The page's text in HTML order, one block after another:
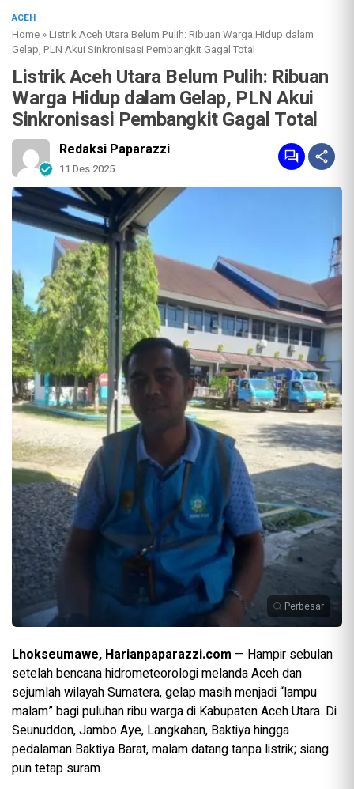
ACEH
Home »Listrik Aceh Utara Belum Pulih: Ribuan Warga Hidup dalam
Gelap, PLN Akui Sinkronisasi Pembangkit Gagal Total
Listrik Aceh Utara Belum Pulih: Ribuan
Warga Hidup dalam Gelap, PLN Akui
Sinkronisasi Pembangkit Gagal Total
Redaksi Paparazzi
11 Des 2025
Perbesar
Lhokseumawe, Harianpaparazzi.com — Hampir sebulan
setelah bencana hidrometeorologi melanda Aceh dan
sejumlah wilayah Sumatera, gelap masih menjadi “lampu
malam” bagi puluhan ribu warga di Kabupaten Aceh Utara. Di
Seunuddon, Jambo Aye, Langkahan, Baktiya hingga
pedalaman Baktiya Barat, malam datang tanpa listrik; siang
pun tetap suram.